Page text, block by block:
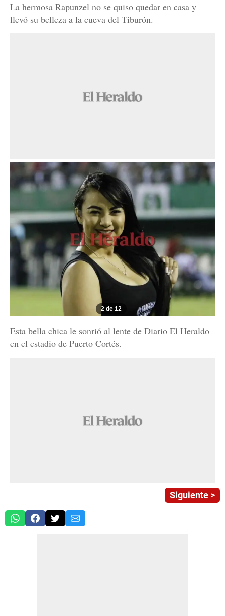
La hermosa Rapunzel no se quiso quedar en casa y
llevó su belleza a la cueva del Tiburón.
2 de 12
Esta bella chica le sonrió al lente de Diario El Heraldo
en el estadio de Puerto Cortés.
Siguiente >